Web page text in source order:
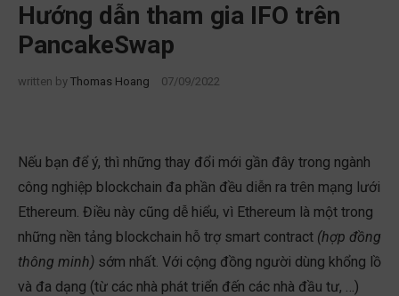
Hướng dẫn tham gia IFO trên
PancakeSwap
written by Thomas Hoang 07/09/2022
Nếu bạn để ý, thì những thay đổi mới gần đây trong ngành
công nghiệp blockchain đa phần đều diễn ra trên mạng lưới
Ethereum. Điều này cũng dễ hiểu, vì Ethereum là một trong
những nền tảng blockchain hỗ trợ smart contract (hợp đồng
thông minh) sớm nhất. Với cộng đồng người dùng khổng lồ
và đa dạng (từ các nhà phát triển đến các nhà đầu tư, …)